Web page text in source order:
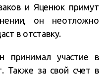
и Яценюк примут
он неотложно
в отставку.
принимал участие в
Также за свой счет в